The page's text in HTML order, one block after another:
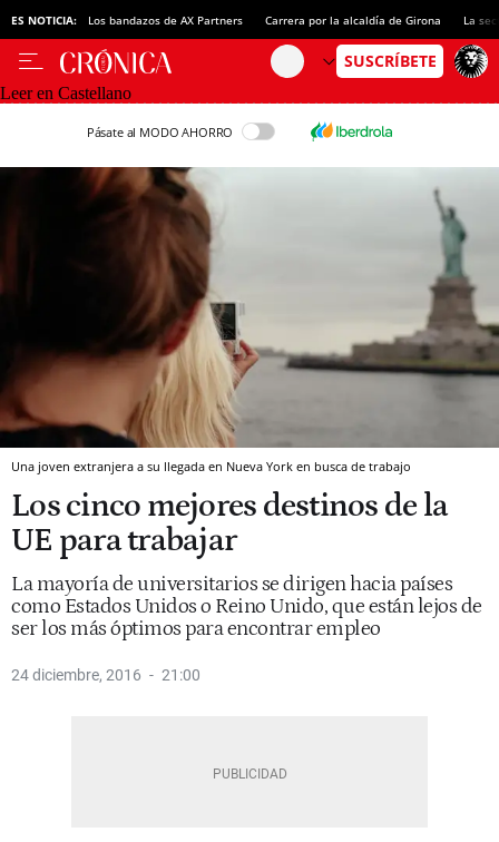
ES NOTICIA: Los bandazos de AX Partners Carrera por la alcaldía de Girona La
Leer en Castellano
Pásate al MODO AHORRO
Una joven extranjera a su llegada en Nueva York en busca de trabajo
Los cinco mejores destinos de la
UE para trabajar
La mayoría de universitarios se dirigen hacia países
como Estados Unidos o Reino Unido, que están lejos de
ser los más óptimos para encontrar empleo
24 diciembre, 2016 21:00